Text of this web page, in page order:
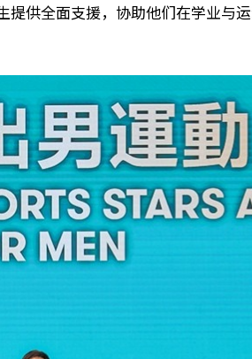
供全面支援，协助他们在学业与